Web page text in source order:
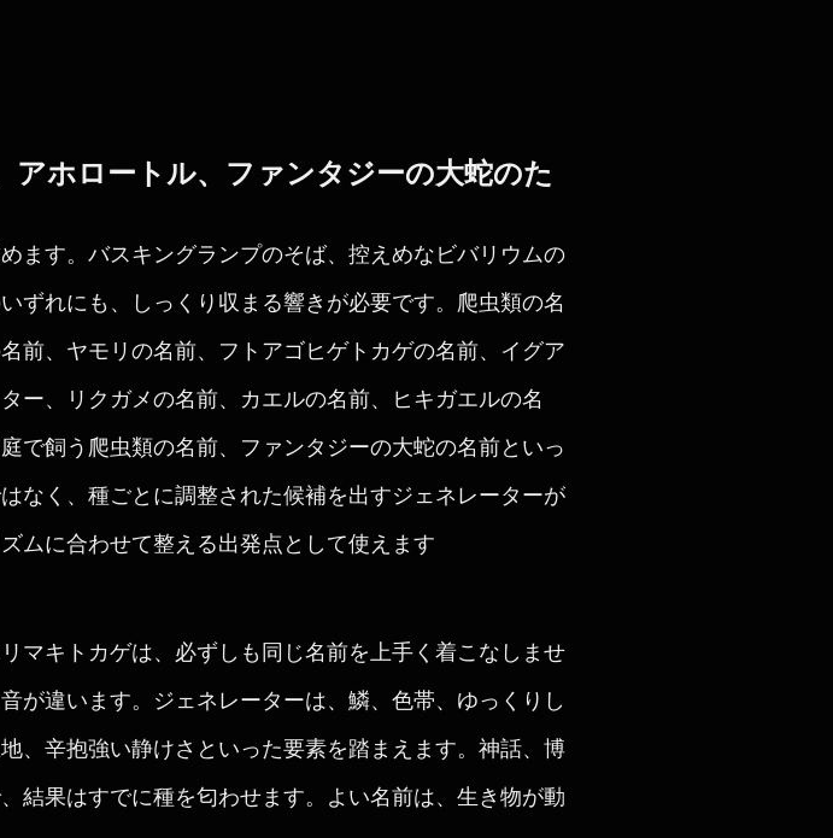
ホロートル、ファンタジーの大蛇のた
ます。バスキングランプのそば、控えめなビバリウムの
ずれにも、しっくり収まる響きが必要です。爬虫類の名
前、ヤモリの名前、フトアゴヒゲトカゲの名前、イグア
ー、リクガメの名前、カエルの名前、ヒキガエルの名
で飼う爬虫類の名前、ファンタジーの大蛇の名前といっ
なく、種ごとに調整された候補を出すジェネレーターが
ムに合わせて整える出発点として使えます
マキトカゲは、必ずしも同じ名前を上手く着こなしませ
が違います。ジェネレーターは、鱗、色帯、ゆっくりし
、辛抱強い静けさといった要素を踏まえます。神話、博
結果はすでに種を匂わせます。よい名前は、生き物が動